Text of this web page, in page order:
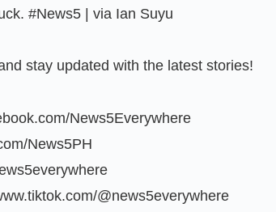
#News5 | via Ian Suyu
stay updated with the latest stories!
News5Everywhere
News5PH
@news5everywhere